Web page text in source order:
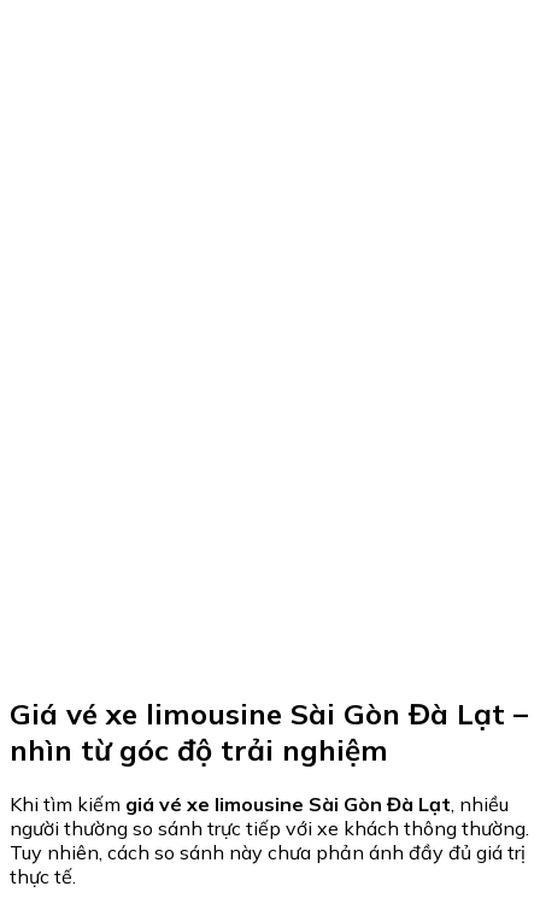
Giá vé xe limousine Sài Gòn Đà Lạt –
nhìn từ góc độ trải nghiệm
Khi tìm kiếm giá vé xe limousine Sài Gòn Đà Lạt , nhiều
người thường so sánh trực tiếp với xe khách thông thường.
Tuy nhiên, cách so sánh này chưa phản ánh đầy đủ giá trị
thực tế.